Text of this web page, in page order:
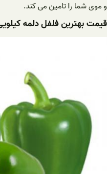
و موی شما را تامین می کند.
قیمت بهترین فلفل دلمه